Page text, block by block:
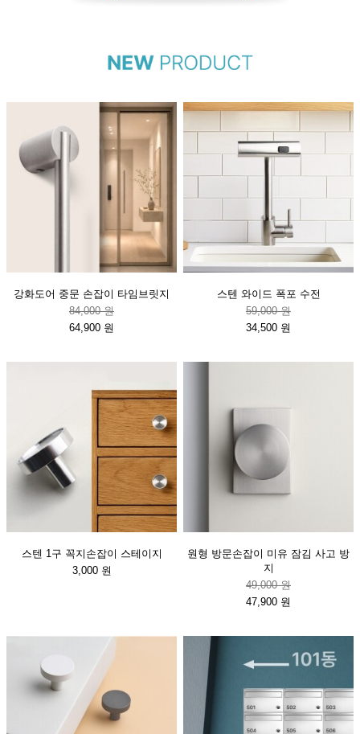
강화도어 중문 손잡이 타임브릿지
84,000 원
64,900 원
스텐 와이드 폭포 수전
59,000 원
34,500 원
스텐 1구 꼭지손잡이 스테이지
3,000 원
원형 방문손잡이 미유 잠김 사고 방
지
49,000 원
47,900 원